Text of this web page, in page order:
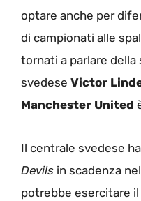
optare anche per
di campionati alle
tornati a parlare
svedese Victor
Manchester United
Il centrale svedese
Devils in scadenza
potrebbe esercitare